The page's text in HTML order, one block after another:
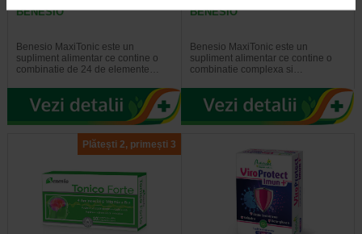
BENESIO
Benesio MaxiTonic este un
supliment alimentar ce contine o
combinatie de 24 de elemente…
BENESIO
Benesio MaxiTonic este un
supliment alimentar ce contine o
combinatie complexa si…
Plătești 2, primești 3